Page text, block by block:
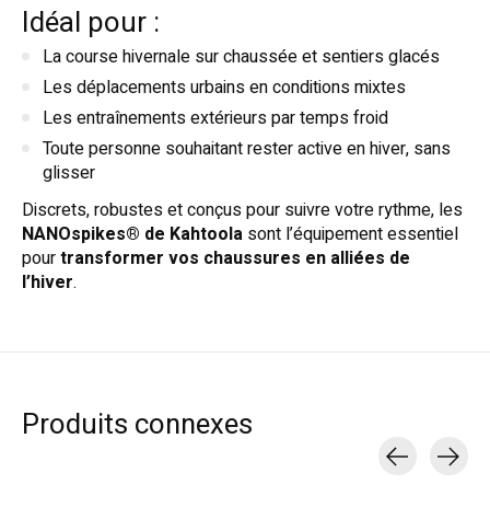
Idéal pour :
La course hivernale sur chaussée et sentiers glacés
Les déplacements urbains en conditions mixtes
Les entraînements extérieurs par temps froid
Toute personne souhaitant rester active en hiver, sans
glisser
Discrets, robustes et conçus pour suivre votre rythme, les
NANOspikes® de Kahtoola sont l’équipement essentiel
pourtransformer vos chaussures en alliées de
l’hiver.
Produits connexes